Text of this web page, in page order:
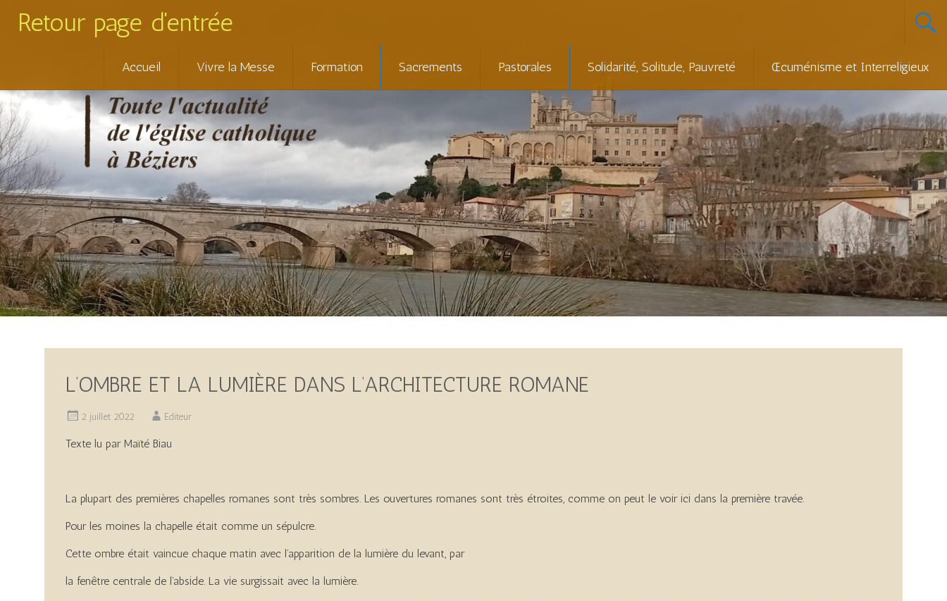
Retour page d'entrée
to
content
Accueil Vivre la Messe Formation Sacrements Pastorales Solidarité, Solitude, Pauvreté Œcuménisme et Interreligieux
L’OMBRE ET LA LUMIÈRE DANS L’ARCHITECTURE ROMANE
2 juillet 2022 Editeur
Texte lu par Maïté Biau
La plupart des premières chapelles romanes sont très sombres. Les ouvertures romanes sont très étroites, comme on peut le voir ici dans la première travée.
Pour les moines la chapelle était comme un sépulcre.
Cette ombre était vaincue chaque matin avec l’apparition de la lumière du levant, par
la fenêtre centrale de l’abside. La vie surgissait avec la lumière.